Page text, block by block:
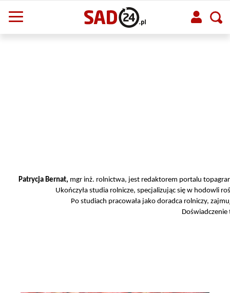
Patrycja Bernat, mgr inż. rolnictwa, jest redaktorem portalu
Ukończyła studia rolnicze, specjalizując się w hodowli
Po studiach pracowała jako doradca rolniczy,